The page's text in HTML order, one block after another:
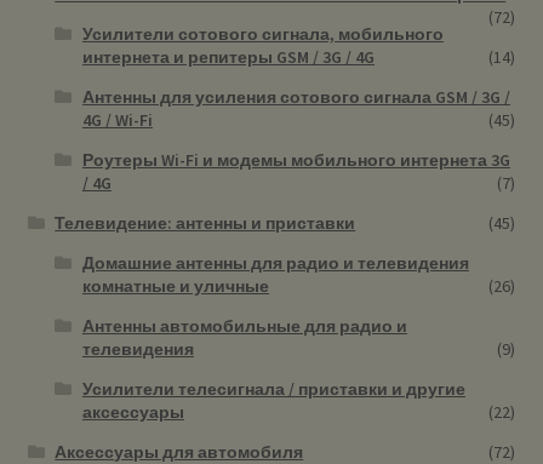
(72)
Усилители сотового сигнала, мобильного
интернета и репитеры GSM / 3G / 4G
(14)
Антенны для усиления сотового сигнала GSM / 3G /
4G / Wi-Fi
(45)
Роутеры Wi-Fi и модемы мобильного интернета 3G
/ 4G
(7)
Телевидение: антенны и приставки
(45)
Домашние антенны для радио и телевидения
комнатные и уличные
(26)
Антенны автомобильные для радио и
телевидения
(9)
Усилители телесигнала / приставки и другие
аксессуары
(22)
Аксессуары для автомобиля
(72)